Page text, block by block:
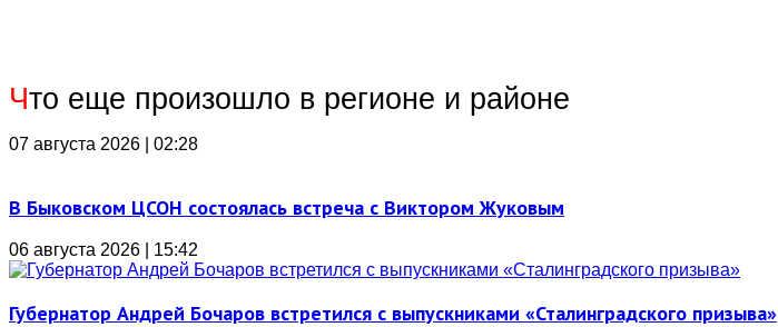
Что еще произошло в регионе и районе
07 августа 2026 | 02:28
В Быковском ЦСОН состоялась встреча с Виктором Жуковым
06 августа 2026 | 15:42
Губернатор Андрей Бочаров встретился с выпускниками «Сталинградского призыва»